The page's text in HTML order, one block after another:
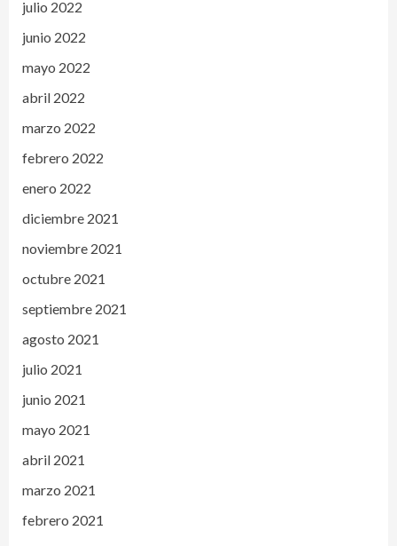
julio 2022
junio 2022
mayo 2022
abril 2022
marzo 2022
febrero 2022
enero 2022
diciembre 2021
noviembre 2021
octubre 2021
septiembre 2021
agosto 2021
julio 2021
junio 2021
mayo 2021
abril 2021
marzo 2021
febrero 2021